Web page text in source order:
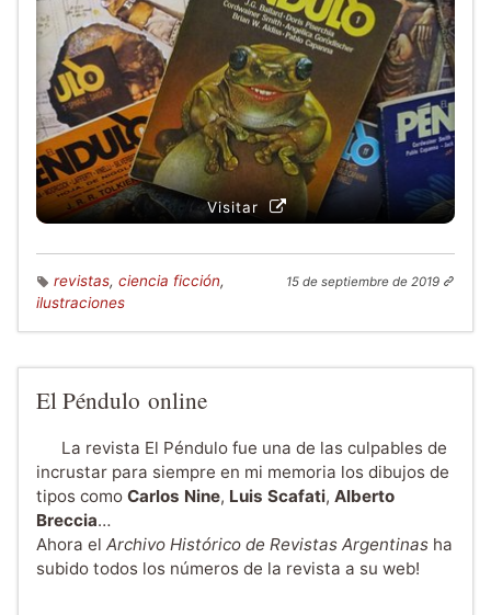
Visitar
revistas, ciencia ficción,
ilustraciones
15 de septiembre de 2019
El Péndulo online
La revista El Péndulo fue una de las culpables de
incrustar para siempre en mi memoria los dibujos de
tipos como Carlos Nine, Luis Scafati, Alberto
Breccia…
Ahora el Archivo Histórico de Revistas Argentinas ha
subido todos los números de la revista a su web!